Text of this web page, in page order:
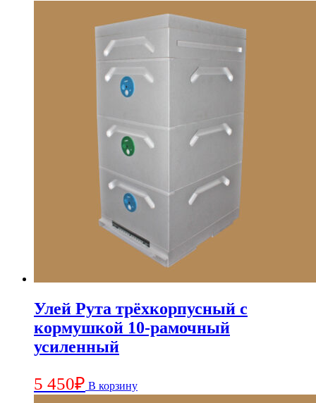
Улей Рута трёхкорпусный с
кормушкой 10-рамочный
усиленный
5 450₽ В корзину